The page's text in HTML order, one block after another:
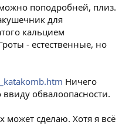
поподробней, плиз.
для
кальцием
- естественные, но
Ничего
обвалоопасности.
может сделаю. Хотя я всё